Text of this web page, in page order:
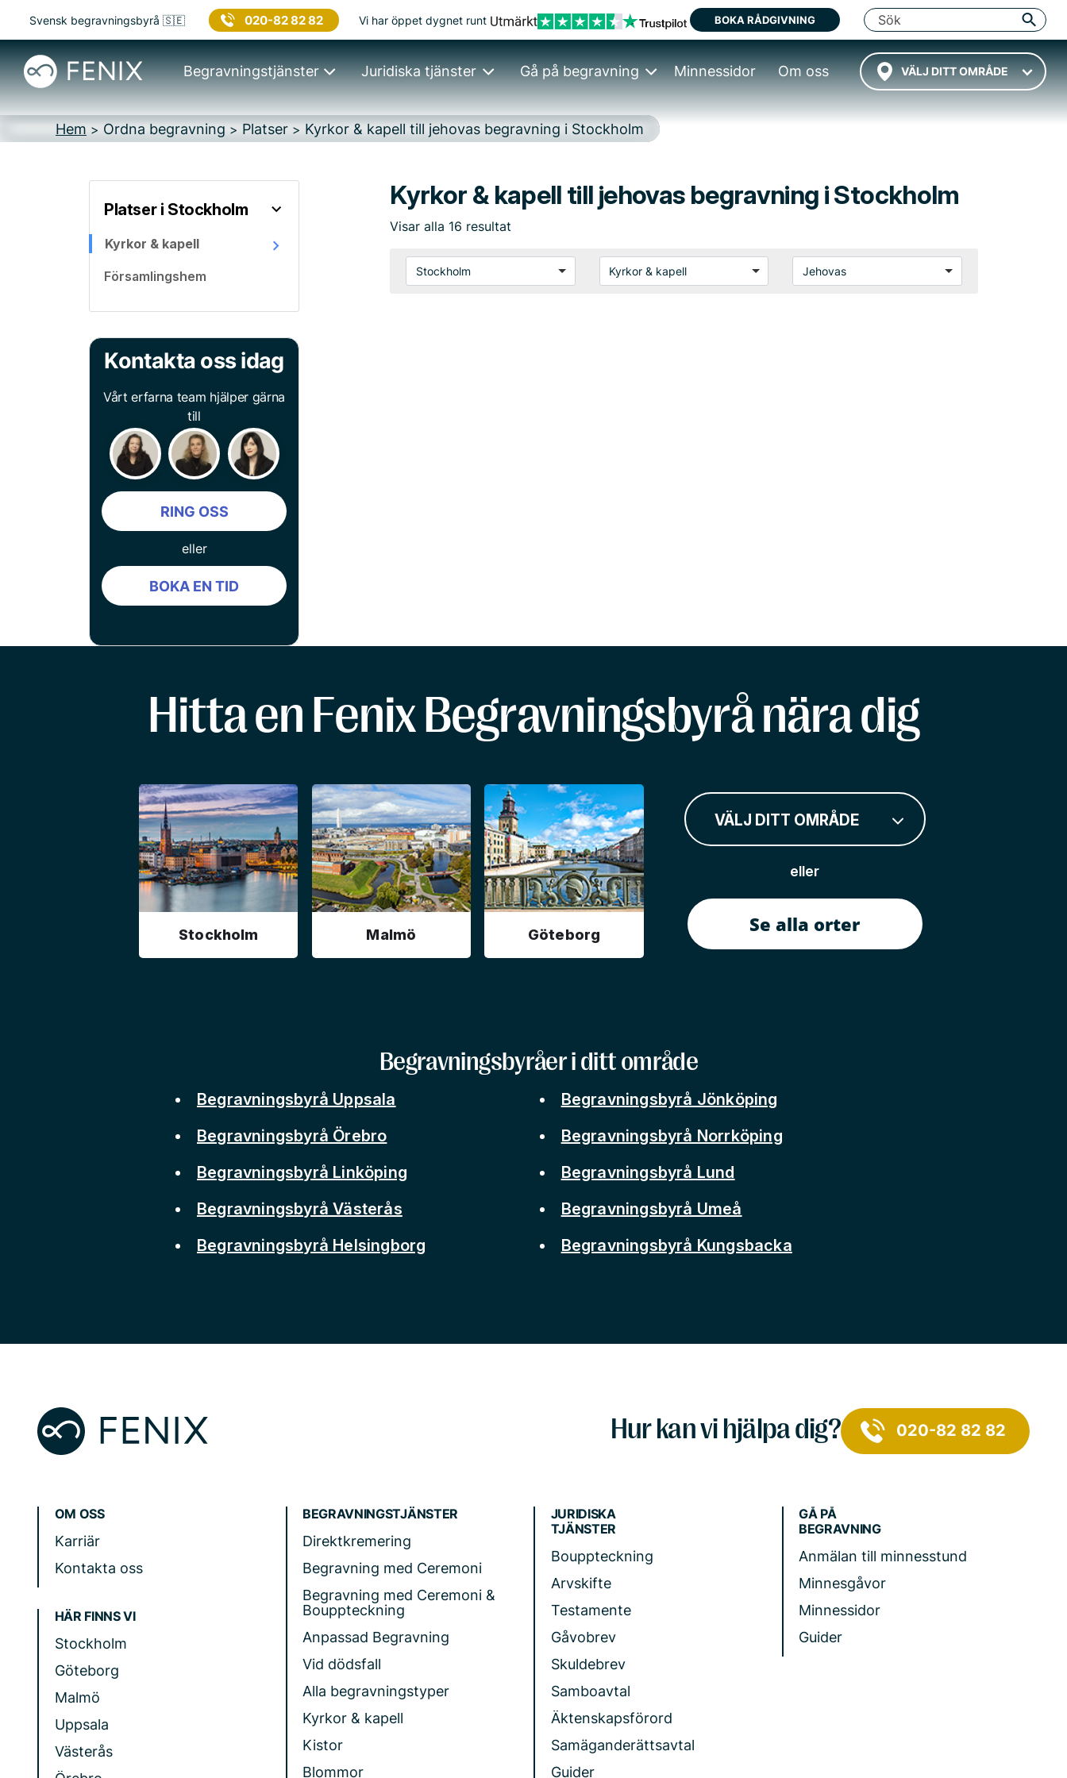
Svensk begravningsbyrå 🇸🇪 020-82 82 82 Vi har öppet dygnet runt BOKA RÅDGIVNING
VÄLJ DITT OMRÅDE
Begravningstjänster Juridiska tjänster Gå på begravning Minnessidor Om oss
Hem > Ordna begravning > Platser > Kyrkor & kapell till jehovas begravning i Stockholm
Platser i Stockholm
Kyrkor & kapell
Församlingshem
Kontakta oss idag
Vårt erfarna team hjälper gärna
till
RING OSS
eller
BOKA EN TID
Kyrkor & kapell till jehovas begravning i Stockholm
Visar alla 16 resultat
Stockholm Kyrkor & kapell Jehovas
Hitta en Fenix Begravningsbyrå nära dig
Stockholm Malmö Göteborg
VÄLJ DITT OMRÅDE
eller
Se alla orter
Begravningsbyråer i ditt område
Begravningsbyrå Uppsala
Begravningsbyrå Örebro
Begravningsbyrå Linköping
Begravningsbyrå Västerås
Begravningsbyrå Helsingborg
Begravningsbyrå Jönköping
Begravningsbyrå Norrköping
Begravningsbyrå Lund
Begravningsbyrå Umeå
Begravningsbyrå Kungsbacka
Hur kan vi hjälpa dig? 020-82 82 82
OM OSS
Karriär
Kontakta oss
HÄR FINNS VI
Stockholm
Göteborg
Malmö
Uppsala
Västerås
BEGRAVNINGSTJÄNSTER
Direktkremering
Begravning med Ceremoni
Begravning med Ceremoni &
Bouppteckning
Anpassad Begravning
Vid dödsfall
Alla begravningstyper
Kyrkor & kapell
Kistor
Blommor
JURIDISKA
TJÄNSTER
Bouppteckning
Arvskifte
Testamente
Gåvobrev
Skuldebrev
Samboavtal
Äktenskapsförord
Samäganderättsavtal
Guider
GÅ PÅ
BEGRAVNING
Anmälan till minnesstund
Minnesgåvor
Minnessidor
Guider